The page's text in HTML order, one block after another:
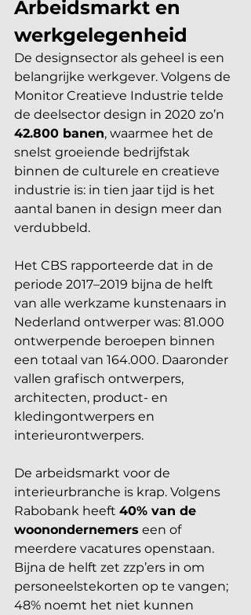
Arbeidsmarkt en
werkgelegenheid
De designsector als geheel is een
belangrijke werkgever. Volgens de
Monitor Creatieve Industrie telde
de deelsector design in 2020 zo’n
42.800 banen, waarmee het de
snelst groeiende bedrijfstak
binnen de culturele en creatieve
industrie is: in tien jaar tijd is het
aantal banen in design meer dan
verdubbeld.
Het CBS rapporteerde dat in de
periode 2017–2019 bijna de helft
van alle werkzame kunstenaars in
Nederland ontwerper was: 81.000
ontwerpende beroepen binnen
een totaal van 164.000. Daaronder
vallen grafisch ontwerpers,
architecten, product- en
kledingontwerpers en
interieurontwerpers.
De arbeidsmarkt voor de
interieurbranche is krap. Volgens
Rabobank heeft 40% van de
woonondernemers een of
meerdere vacatures openstaan.
Bijna de helft zet zzp’ers in om
personeelstekorten op te vangen;
48% noemt het niet kunnen